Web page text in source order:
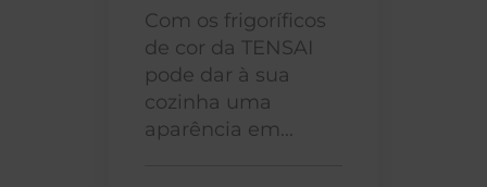
Com os frigoríficos
de cor da TENSAI
pode dar à sua
cozinha uma
aparência em...